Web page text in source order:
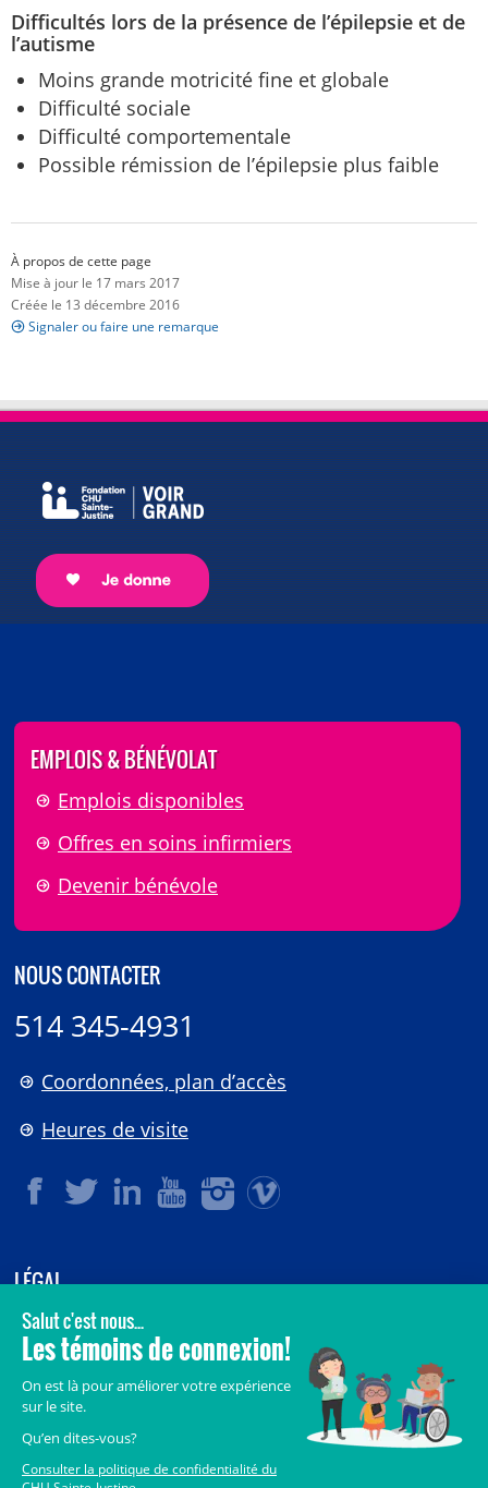
Difficultés lors de la présence de l’épilepsie et de
l’autisme
Moins grande motricité fine et globale
Difficulté sociale
Difficulté comportementale
Possible rémission de l’épilepsie plus faible
À propos de cette page
Mise à jour le 17 mars 2017
Créée le 13 décembre 2016
Signaler ou faire une remarque
EMPLOIS & BÉNÉVOLAT
Emplois disponibles
Offres en soins infirmiers
Devenir bénévole
NOUS CONTACTER
514 345-4931
Coordonnées, plan d’accès
Heures de visite
LÉGAL
© 2006-2026CHU Sainte-Justine.
Tous droits réservés.
Crédits
Accès aux documents des organismes publics